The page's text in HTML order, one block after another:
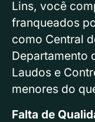
Lins, você
franqueados
como Central
Departamento
Laudos e
menores do
Falta de